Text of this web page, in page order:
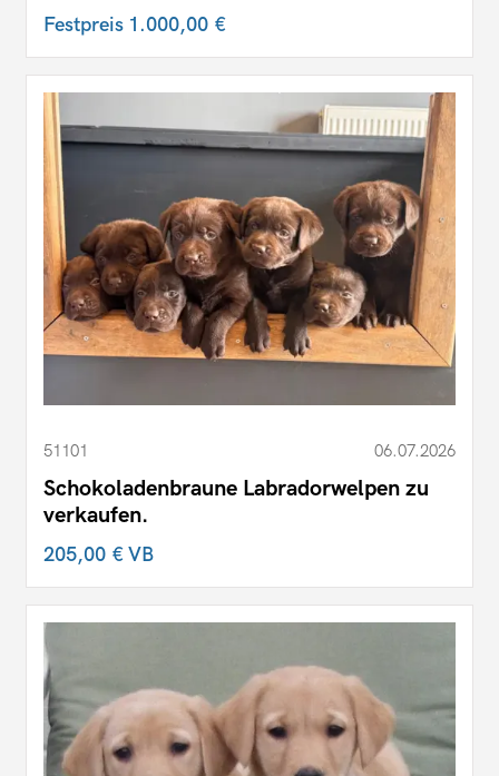
Festpreis 1.000,00 €
51101 06.07.2026
Schokoladenbraune Labradorwelpen zu
verkaufen.
205,00 €VB